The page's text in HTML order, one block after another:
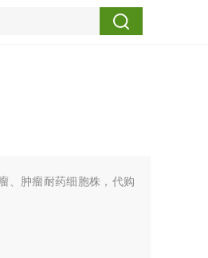
、肿瘤耐药细胞株，代购